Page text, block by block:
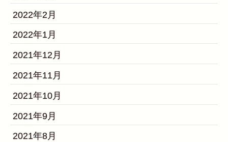
2022年2月
2022年1月
2021年12月
2021年11月
2021年10月
2021年9月
2021年8月